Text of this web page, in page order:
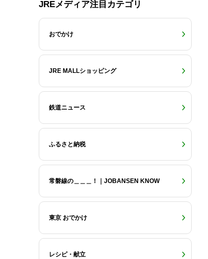
JREメディア注目カテゴリ
おでかけ
JRE MALLショッピング
鉄道ニュース
ふるさと納税
常磐線の＿＿＿！｜JOBANSEN KNOW
東京 おでかけ
レシピ・献立